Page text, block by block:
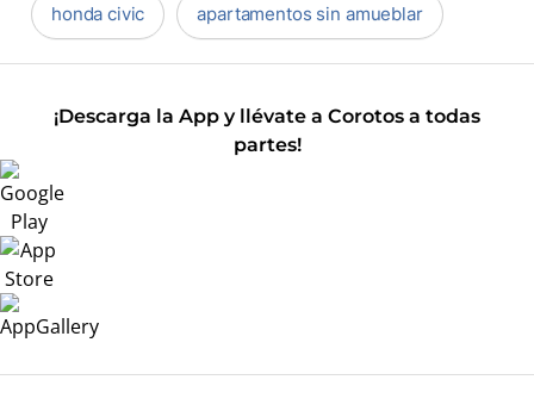
honda civic apartamentos sin amueblar
¡Descarga la App y llévate a Corotos a todas
partes!